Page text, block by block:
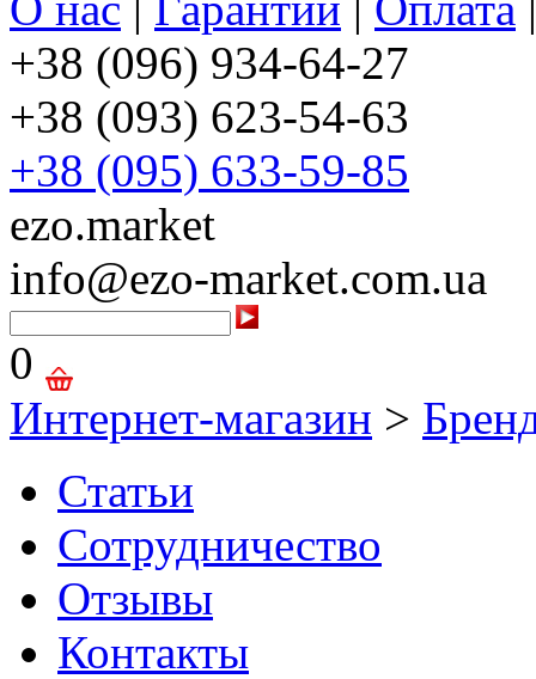
+38 (096) 934-64-27
+38 (093) 623-54-63
+38 (095) 633-59-85
ezo.market
info@ezo-market.com.ua
0
Интернет-магазин >
Статьи
Сотрудничество
Отзывы
Контакты